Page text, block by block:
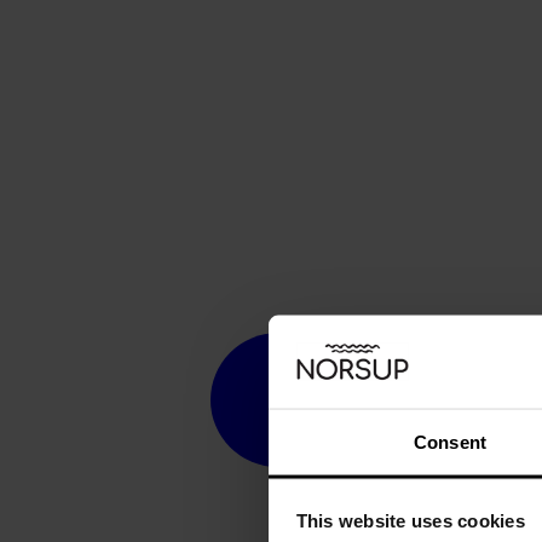
Consent
This website uses cookies